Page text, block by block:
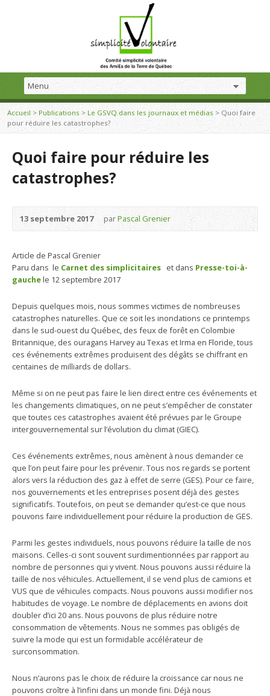
Accueil> Publications > Le GSVQ dans les journaux et médias > Quoi faire
pour réduire les catastrophes?
Quoi faire pour réduire les
catastrophes?
13 septembre 2017 parPascal Grenier
Article de Pascal Grenier
Paru dans le Carnet des simplicitaires et dans Presse-toi-à-
gauchele 12 septembre 2017
Depuis quelques mois, nous sommes victimes de nombreuses
catastrophes naturelles. Que ce soit les inondations ce printemps
dans le sud-ouest du Québec, des feux de forêt en Colombie
Britannique, des ouragans Harvey au Texas et Irma en Floride, tous
ces événements extrêmes produisent des dégâts se chiffrant en
centaines de milliards de dollars.
Même si on ne peut pas faire le lien direct entre ces événements et
les changements climatiques, on ne peut s’empêcher de constater
que toutes ces catastrophes avaient été prévues par le Groupe
intergouvernemental sur l’évolution du climat (GIEC).
Ces événements extrêmes, nous amènent à nous demander ce
que l’on peut faire pour les prévenir. Tous nos regards se portent
alors vers la réduction des gaz à effet de serre (GES). Pour ce faire,
nos gouvernements et les entreprises posent déjà des gestes
significatifs. Toutefois, on peut se demander qu’est-ce que nous
pouvons faire individuellement pour réduire la production de GES.
Parmi les gestes individuels, nous pouvons réduire la taille de nos
maisons. Celles-ci sont souvent surdimentionnées par rapport au
nombre de personnes qui y vivent. Nous pouvons aussi réduire la
taille de nos véhicules. Actuellement, il se vend plus de camions et
VUS que de véhicules compacts. Nous pouvons aussi modifier nos
habitudes de voyage. Le nombre de déplacements en avions doit
doubler d’ici 20 ans. Nous pouvons de plus réduire notre
consommation de vêtements. Nous ne sommes pas obligés de
suivre la mode qui est un formidable accélérateur de
surconsommation.
Nous n’aurons pas le choix de réduire la croissance car nous ne
pouvons croître à l’infini dans un monde fini. Déjà nous